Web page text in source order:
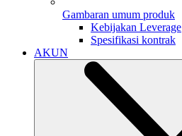
Gambaran umum produk
Kebijakan Leverage
Spesifikasi kontrak
AKUN